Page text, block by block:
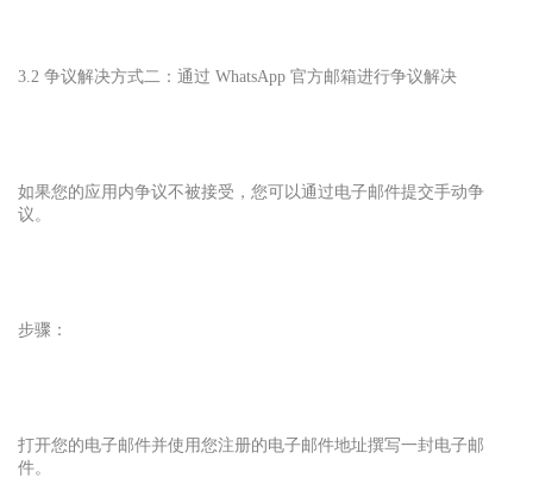
3.2 争议解决方式二：通过 WhatsApp 官方邮箱进行争议解决
如果您的应用内争议不被接受，您可以通过电子邮件提交手动争
议。
步骤：
打开您的电子邮件并使用您注册的电子邮件地址撰写一封电子邮
件。